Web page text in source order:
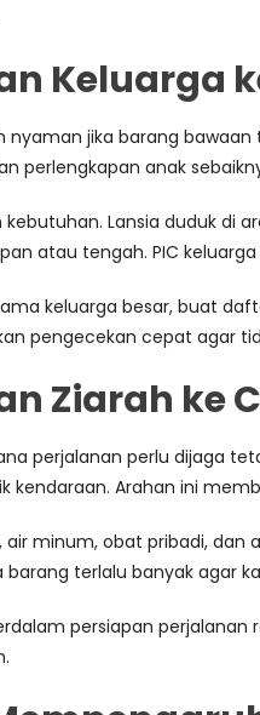
Keluarga
nyaman jika barang
perlengkapan anak
kebutuhan. Lansia duduk di
atau tengah. PIC
keluarga besar, buat
pengecekan cepat agar
Ziarah ke
perjalanan perlu dijaga
kendaraan. Arahan ini
air minum, obat pribadi,
terlalu banyak agar
persiapan perjalanan